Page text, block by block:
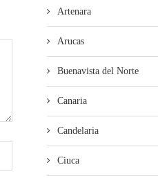
Artenara
Arucas
Buenavista del Norte
Canaria
Candelaria
Ciuca